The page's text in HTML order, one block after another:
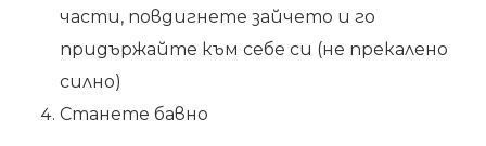
части, повдигнете зайчето и го
придържайте към себе си (не прекалено
силно)
Станете бавно